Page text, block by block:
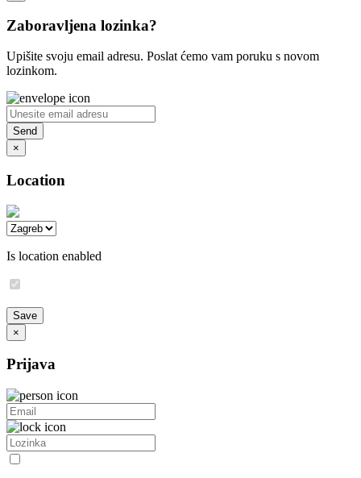
Zaboravljena lozinka?
Upišite svoju email adresu. Poslat ćemo vam poruku s novom
lozinkom.
×
Location
Is location enabled
×
Prijava